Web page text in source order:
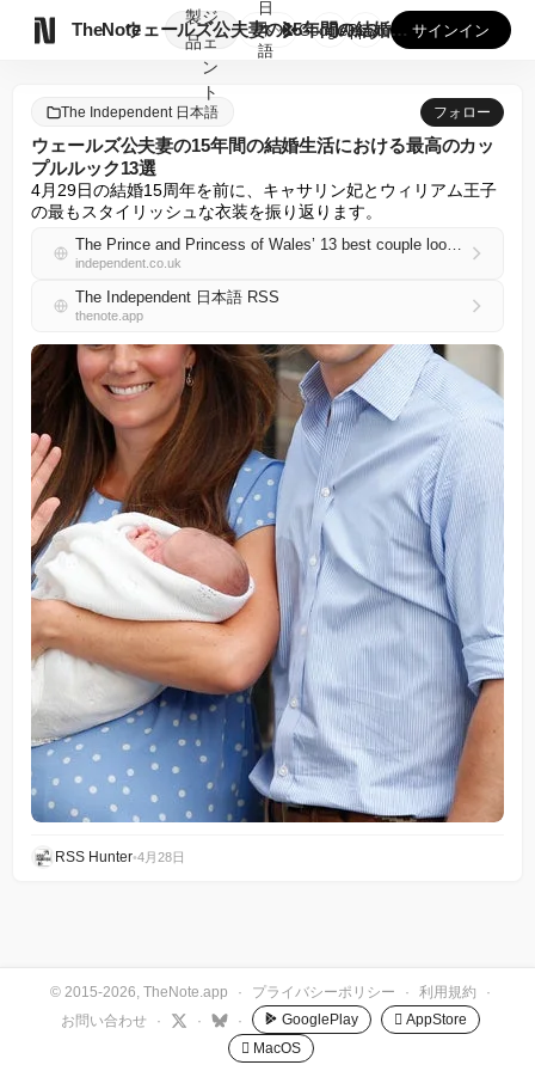
TheNote
製
品
ジ
ェ
ン
ト
ウェールズ公夫妻の15年間の結婚生活における最高のカップルル...
日
本
語
GooglePlay
AppStore サインイン
The Independent 日本語 フォロー
ウェールズ公夫妻の15年間の結婚生活における最高のカッ
プルルック13選
4月29日の結婚15周年を前に、キャサリン妃とウィリアム王子
の最もスタイリッシュな衣装を振り返ります。
The Prince and Princess of Wales’ 13 best couple looks over their 15-year marriage
independent.co.uk
The Independent 日本語 RSS
thenote.app
RSS Hunter•4月28日
© 2015-2026, TheNote.app · プライバシーポリシー · 利用規約
·
お問い合わせ
· · · GooglePlay
 AppStore
 MacOS